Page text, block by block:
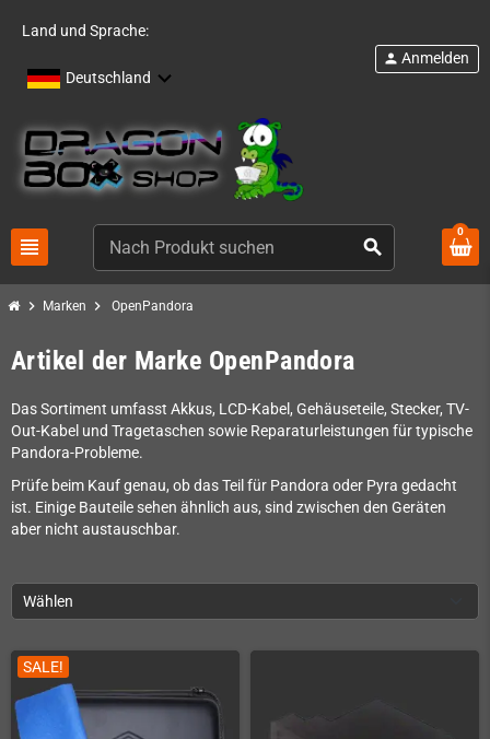
Land und Sprache:
Deutschland
view_headline search
person Anmelden
0
chevron_right Marken chevron_right OpenPandora
Artikel der Marke OpenPandora
Das Sortiment umfasst Akkus, LCD-Kabel, Gehäuseteile, Stecker, TV-
Out-Kabel und Tragetaschen sowie Reparaturleistungen für typische
Pandora-Probleme.
Prüfe beim Kauf genau, ob das Teil für Pandora oder Pyra gedacht
ist. Einige Bauteile sehen ähnlich aus, sind zwischen den Geräten
aber nicht austauschbar.
Wählen
SALE!